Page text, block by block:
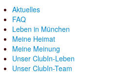
Aktuelles
FAQ
Leben in München
Meine Heimat
Meine Meinung
Unser ClubIn-Leben
Unser ClubIn-Team